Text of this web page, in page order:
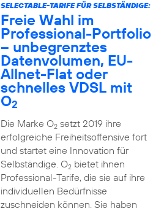
SELECTABLE-TARIFE FÜR SELBSTÄNDIGE:
Freie Wahl im
Professional-Portfolio
– unbegrenztes
Datenvolumen, EU-
Allnet-Flat oder
schnelles VDSL mit
O2
Die Marke O2setzt 2019 ihre
erfolgreiche Freiheitsoffensive fort
und startet eine Innovation für
Selbständige. O2bietet ihnen
Professional-Tarife, die sie auf ihre
individuellen Bedürfnisse
zuschneiden können. Sie haben